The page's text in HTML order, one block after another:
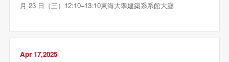
月 23 日（三）12:10–13:10東海大學建築系系館大廳
Apr 17,2025